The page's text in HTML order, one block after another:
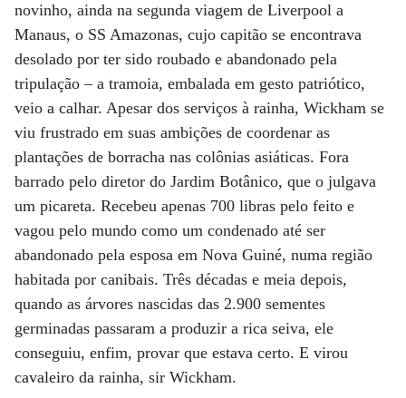
novinho, ainda na segunda viagem de Liverpool a
Manaus, o SS Amazonas, cujo capitão se encontrava
desolado por ter sido roubado e abandonado pela
tripulação – a tramoia, embalada em gesto patriótico,
veio a calhar. Apesar dos serviços à rainha, Wickham se
viu frustrado em suas ambições de coordenar as
plantações de borracha nas colônias asiáticas. Fora
barrado pelo diretor do Jardim Botânico, que o julgava
um picareta. Recebeu apenas 700 libras pelo feito e
vagou pelo mundo como um condenado até ser
abandonado pela esposa em Nova Guiné, numa região
habitada por canibais. Três décadas e meia depois,
quando as árvores nascidas das 2.900 sementes
germinadas passaram a produzir a rica seiva, ele
conseguiu, enfim, provar que estava certo. E virou
cavaleiro da rainha, sir Wickham.